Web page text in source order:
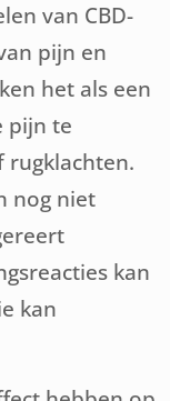
van CBD-
pijn en
het als een
pijn te
rugklachten.
nog niet
kan
kan